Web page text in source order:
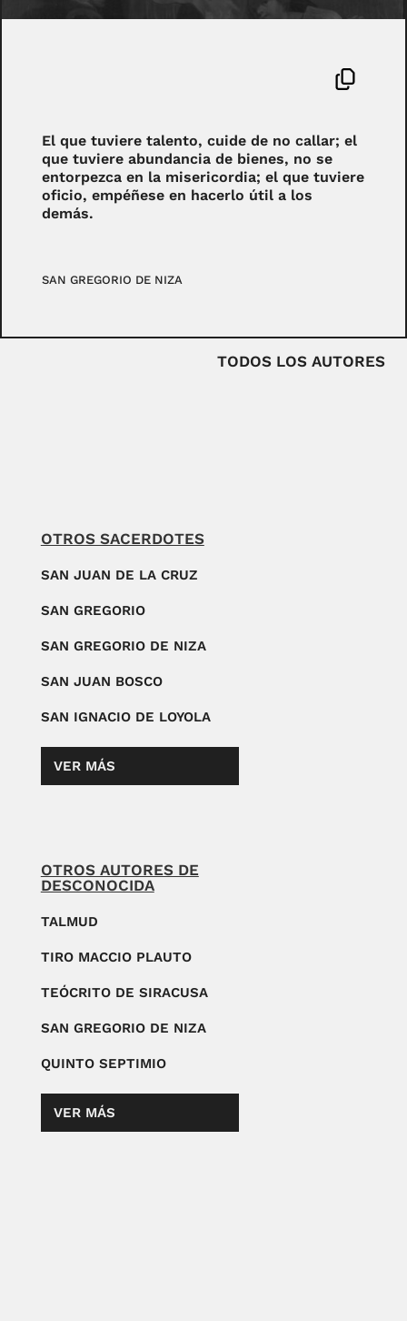
El que tuviere talento, cuide de no callar; el
que tuviere abundancia de bienes, no se
entorpezca en la misericordia; el que tuviere
oficio, empéñese en hacerlo útil a los
demás.
SAN GREGORIO DE NIZA
TODOS LOS AUTORES
OTROS SACERDOTES
SAN JUAN DE LA CRUZ
SAN GREGORIO
SAN GREGORIO DE NIZA
SAN JUAN BOSCO
SAN IGNACIO DE LOYOLA
VER MÁS
OTROS AUTORES DE
DESCONOCIDA
TALMUD
TIRO MACCIO PLAUTO
TEÓCRITO DE SIRACUSA
SAN GREGORIO DE NIZA
QUINTO SEPTIMIO
VER MÁS